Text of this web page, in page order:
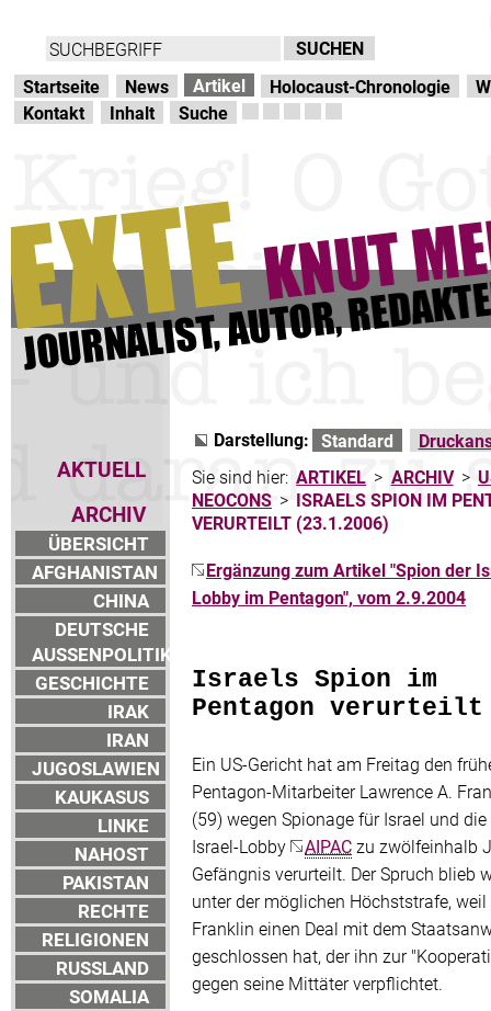
Startseite News Artikel Holocaust-Chronologie
Kontakt
Inhalt Suche
AKTUELL
ARCHIV
ÜBERSICHT
AFGHANISTAN
CHINA
DEUTSCHE
AUSSENPOLITIK
GESCHICHTE
IRAK
IRAN
JUGOSLAWIEN
KAUKASUS
LINKE
NAHOST
PAKISTAN
RECHTE
RELIGIONEN
RUSSLAND
SOMALIA
Darstellung: Standard
Sie sind hier: ARTIKEL > ARCHIV >
NEOCONS > ISRAELS SPION IM
VERURTEILT (23.1.2006)
Ergänzung zum Artikel "Spion der
Lobby im Pentagon", vom 2.9.2004
Israels Spion im
Pentagon verurteilt
Ein US-Gericht hat am Freitag den
Pentagon-Mitarbeiter Lawrence A.
(59) wegen Spionage für Israel und
Israel-Lobby
AIPACzu zwölfeinhalb
Gefängnis verurteilt. Der Spruch blieb
unter der möglichen Höchststrafe, weil
Franklin einen Deal mit dem
geschlossen hat, der ihn zur
gegen seine Mittäter verpflichtet.